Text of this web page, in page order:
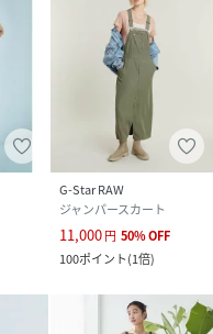
G-Star RAW
ジャンパースカート
11,000円 50%OFF
100ポイント(1倍)